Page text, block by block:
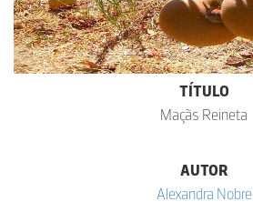
TÍTULO
Maçãs Reineta
AUTOR
Alexandra Nobre